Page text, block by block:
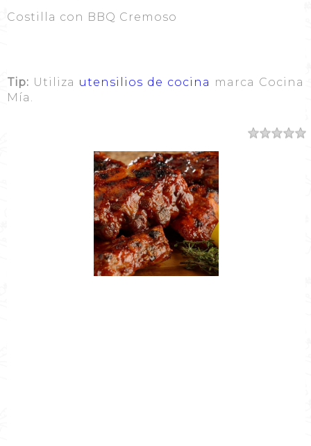
Costilla con BBQ Cremoso
Tip: Utiliza utensilios de cocina marca Cocina
Mía.